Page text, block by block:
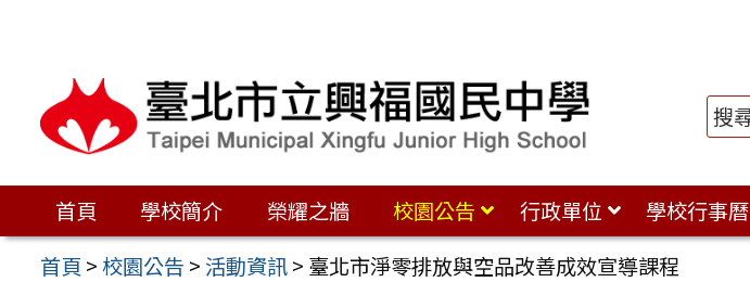
區
首頁 學校簡介 榮耀之牆 校園公告 行政單位 學校行事曆
首頁 >校園公告 > 活動資訊> 臺北市淨零排放與空品改善成效宣導課程